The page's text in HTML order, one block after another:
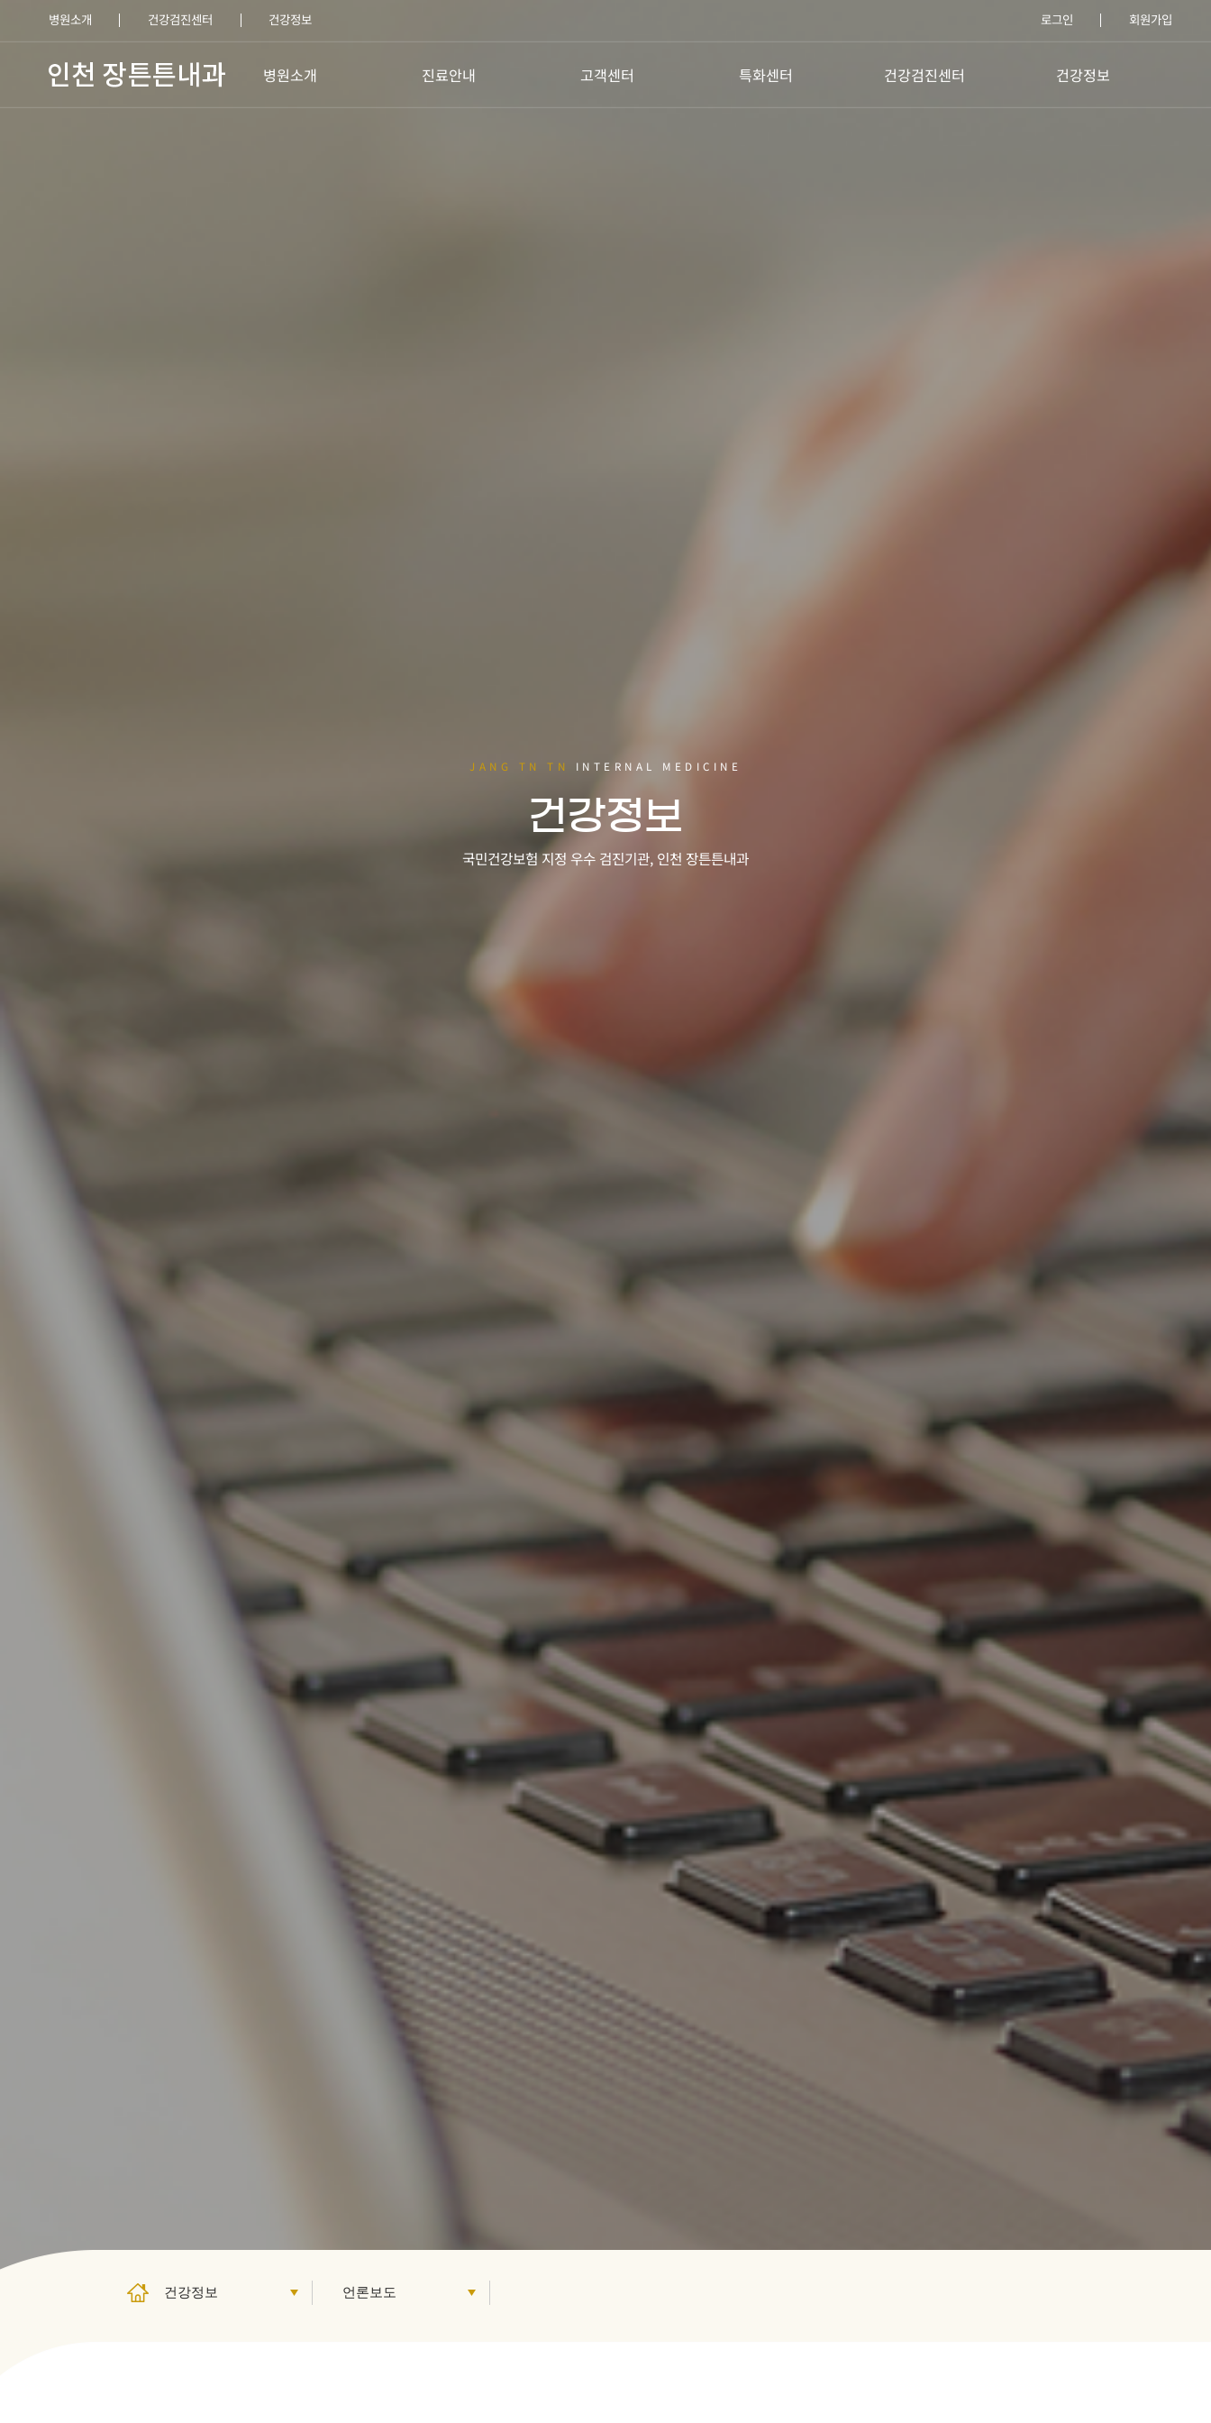
병원소개 건강검진센터 건강정보 로그인 회원가입
병원소개 진료안내 고객센터 특화센터 건강검진센터 건강정보
JANG TN TN INTERNAL MEDICINE
건강정보
국민건강보험 지정 우수 검진기관, 인천 장튼튼내과